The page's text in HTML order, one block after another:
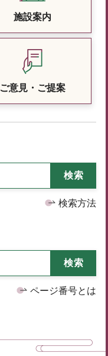
施設案内
ご意見・ご提案
検索方法
ページ番号とは